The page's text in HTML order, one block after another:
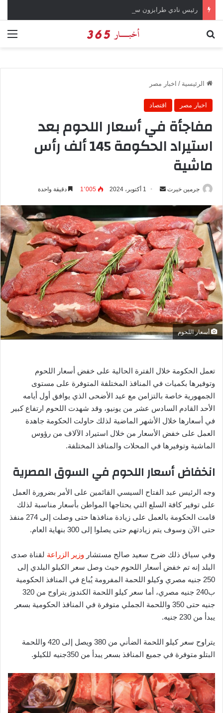
الرئيسية / اخبار مصر
اخبار مصر اقتصاد
مفاجأة في أسعار اللحوم بعد
استيراد الحكومة 145 ألف رأس
ماشية
جرمين خيرت
ل
ب
ر
د
ا
إ
ل
ك
ت
ا
1 أكتوبر، 2024 1٬005 دقيقة واحدة
أسعار اللحوم
تعمل الحكومة خلال الفترة الحالية على خفض أسعار اللحوم
وتوفيرها بكميات في المنافذ المختلفة المتوفرة على مستوى
الجمهورية خاصة بالتزامن مع عيد الأضحى الذي يوافق أول أيامه
الأحد القادم السادس عشر من يونيو، وقد شهدت اللحوم ارتفاع كبير
في أسعارها خلال الأشهر الماضية لذلك حاولت الحكومة جاهدة
العمل على خفض الأسعار من خلال استيراد الآلاف من رؤوس
الماشية وتوفيرها في المحلات والمنافذ المختلفة.
انخفاض أسعار اللحوم في السوق المصرية
وجه الرئيس عبد الفتاح السيسي القائمين على الأمر بضرورة العمل
على توفير كافة السلع التي يحتاجها المواطن بأسعار مناسبة لذلك
قامت الحكومة بالعمل على زيادة منافذها حتى وصلت إلى 274 منفذ
حتى الآن وسوف يتم زيادتهم حتى يصلوا إلى 300 بنهاية العام.
وفي سياق ذلك ضرح سعيد صالح مستشار وزير الزراعة لقناة صدى
البلد إنه تم خفض أسعار اللحوم حيث وصل سعر الكيلو البلدي إلى
250 جنيه مصري وكيلو اللحمة المفرومة يُباع في المنافذ الحكومية
ب240 جنيه مصري، أما سعر كيلو اللحمة الكندوز يتراوح من 320
جنيه حتى 350 واللحمة الجملي متوفرة في المنافذ الحكومية بسعر
يبدأ من 230 جنيه.
يتراوح سعر كيلو اللحمة الضأني من 380 ويصل إلى 420 واللحمة
البتلو متوفرة في جميع المنافذ بسعر يبدأ من 350جنيه للكيلو.